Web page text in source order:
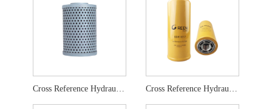
Cross Reference Hydraulic Filter HF6861 Cross Reference Hydraulic Filter HF6588